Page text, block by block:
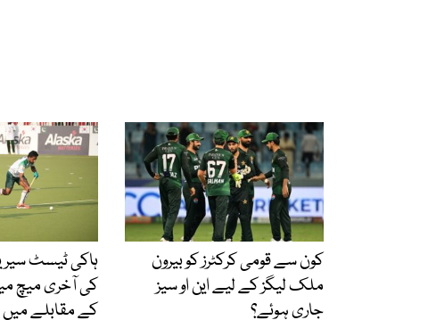
کون سے قومی کرکٹرز کو بیرون
ملک لیگز کے لیے این او سیز
جاری ہوئے؟
ہاکی ٹیسٹ